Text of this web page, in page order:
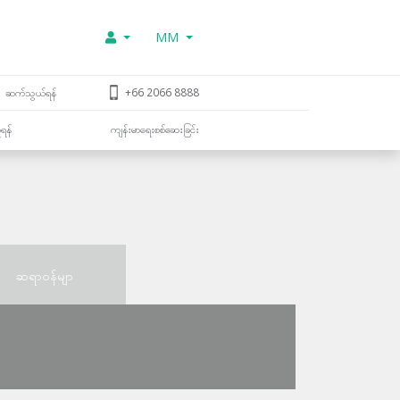
MM
ဆက်သွယ်ရန် +66 2066 8888
န် ကျန်းမာရေးစစ်ဆေးခြင်း
ဆရာဝန်မျာ